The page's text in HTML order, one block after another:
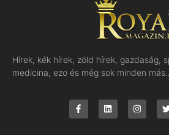
Hírek, kék hírek, zöld hírek, gazdaság,
medicina, ezo és még sok minden